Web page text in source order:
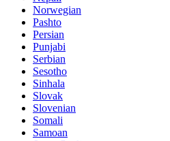
Norwegian
Pashto
Persian
Punjabi
Serbian
Sesotho
Sinhala
Slovak
Slovenian
Somali
Samoan